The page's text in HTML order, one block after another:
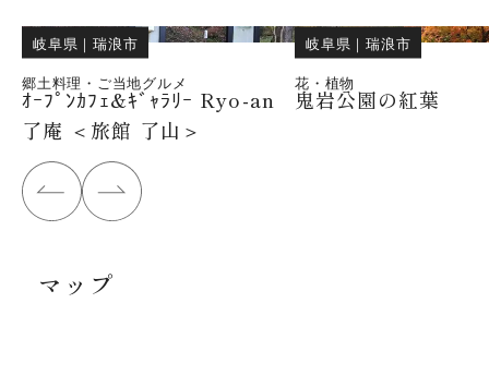
岐阜県 ｜瑞浪市
郷土料理・ご当地グルメ
ｵｰﾌﾟﾝｶﾌｪ&ｷﾞｬﾗﾘｰ Ryo-an
了庵 ＜旅館 了山＞
岐阜県 ｜瑞浪市
花・植物
鬼岩公園の紅葉
マップ